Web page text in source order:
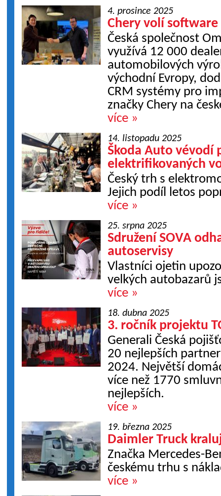
4. prosince 2025
Chery volí
Česká společnost
využívá 12 000
automobilových
východní Evropy,
CRM systémy pro
značky Chery na
více »
14. listopadu 2025
Škoda Auto vévodí
elektrifikovaných
Český trh s
Jejich podíl letos
více »
25. srpna 2025
Sdružení SOVA
autoservisy
Vlastníci ojetin
velkých autobazarů
více »
18. dubna 2025
3. ročník projektu
Generali Česká
20 nejlepších
2024. Největší
více než 1770
nejlepších.
více »
19. března 2025
Daimler Truck
Značka Mercedes-
českému trhu s
více »